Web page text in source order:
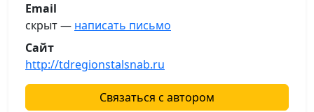
Email
скрыт — написать письмо
Сайт
http://tdregionstalsnab.ru
Связаться с автором